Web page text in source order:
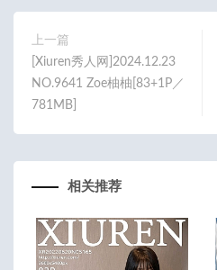
o
o
k
er
上一篇
[Xiuren秀人网]2024.12.23
NO.9641 Zoe柚柚[83+1P／
781MB]
相关推荐